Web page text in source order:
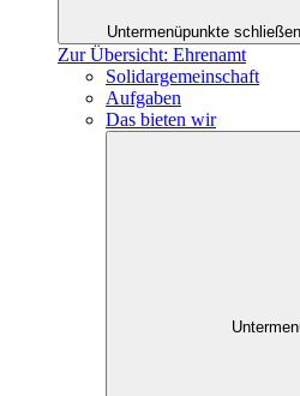
Untermenüpunkte schließen
Zur Übersicht: Ehrenamt
Solidargemeinschaft
Aufgaben
Das bieten wir